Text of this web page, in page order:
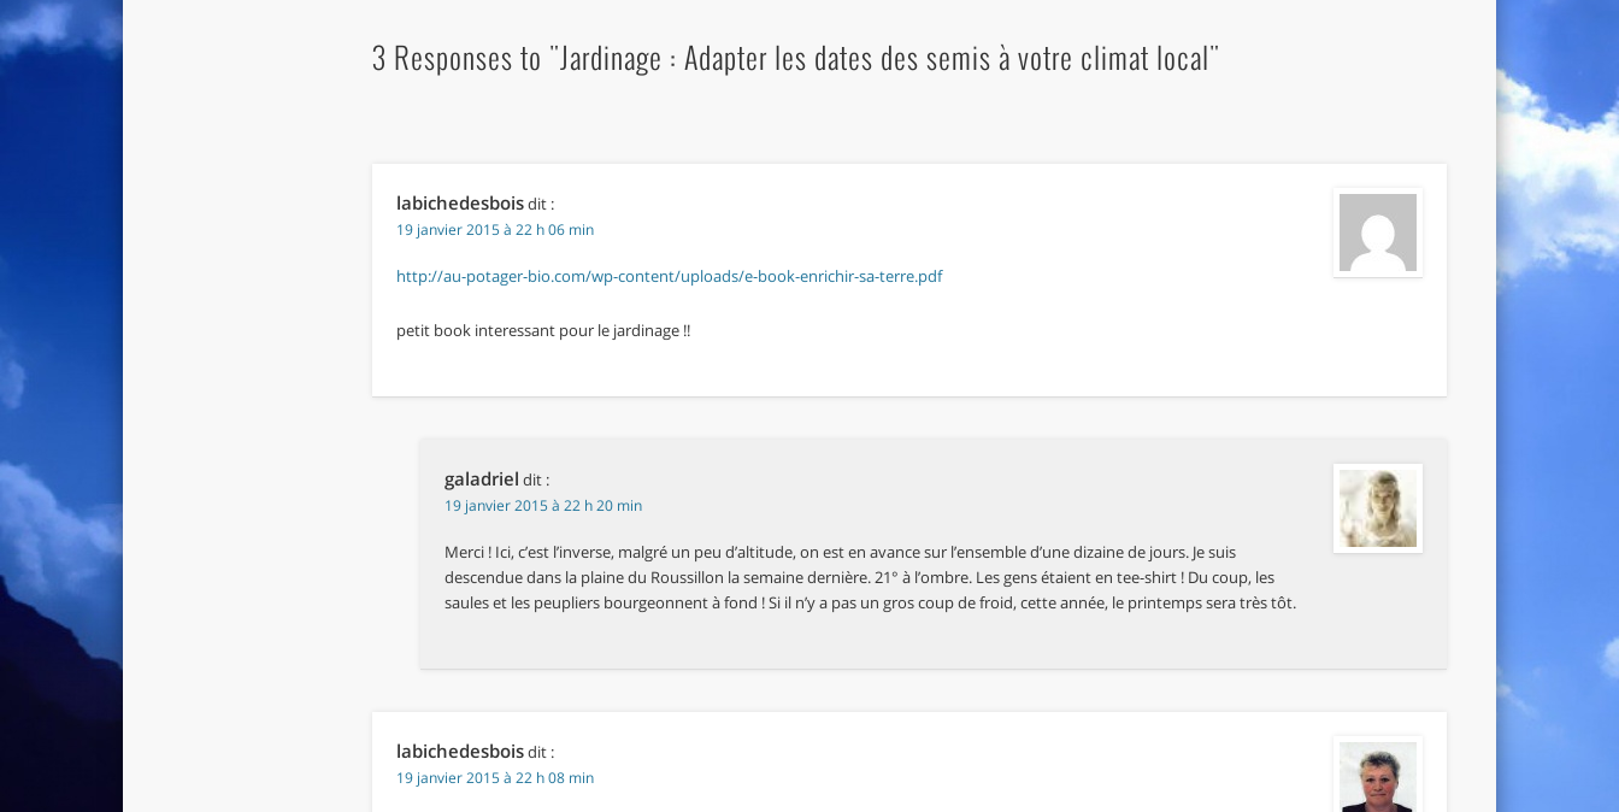
3 Responses to "Jardinage : Adapter les dates des semis à votre climat local"
labichedesboisdit :
19 janvier 2015 à 22 h 06 min
http://au-potager-bio.com/wp-content/uploads/e-book-enrichir-sa-terre.pdf
petit book interessant pour le jardinage !!
galadriel dit :
19 janvier 2015 à 22 h 20 min
Merci ! Ici, c’est l’inverse, malgré un peu d’altitude, on est en avance sur l’ensemble d’une dizaine de jours. Je suis
descendue dans la plaine du Roussillon la semaine dernière. 21° à l’ombre. Les gens étaient en tee-shirt ! Du coup, les
saules et les peupliers bourgeonnent à fond ! Si il n’y a pas un gros coup de froid, cette année, le printemps sera très tôt.
labichedesboisdit :
19 janvier 2015 à 22 h 08 min